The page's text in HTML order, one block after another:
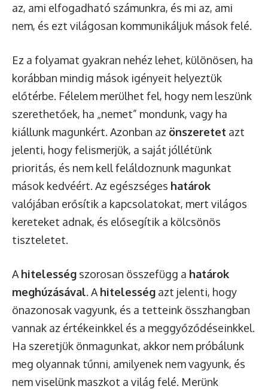
az, ami elfogadható számunkra, és mi az, ami
nem, és ezt világosan kommunikáljuk mások felé.
Ez a folyamat gyakran nehéz lehet, különösen, ha
korábban mindig mások igényeit helyeztük
előtérbe. Félelem merülhet fel, hogy nem leszünk
szerethetőek, ha „nemet” mondunk, vagy ha
kiállunk magunkért. Azonban az önszeretet azt
jelenti, hogy felismerjük, a saját jóllétünk
prioritás, és nem kell feláldoznunk magunkat
mások kedvéért. Az egészséges határok
valójában erősítik a kapcsolatokat, mert világos
kereteket adnak, és elősegítik a kölcsönös
tiszteletet.
A hitelesség szorosan összefügg a határok
meghúzásával. A hitelesség azt jelenti, hogy
önazonosak vagyunk, és a tetteink összhangban
vannak az értékeinkkel és a meggyőződéseinkkel.
Ha szeretjük önmagunkat, akkor nem próbálunk
meg olyannak tűnni, amilyenek nem vagyunk, és
nem viselünk maszkot a világ felé. Merünk